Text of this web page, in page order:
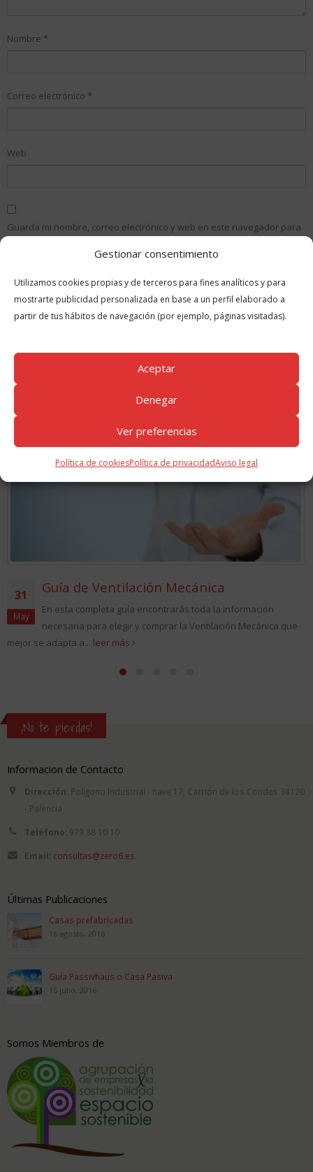
Gestionar consentimiento
Utilizamos cookies propias y de terceros para fines analíticos y para
mostrarte publicidad personalizada en base a un perfil elaborado a
partir de tus hábitos de navegación (por ejemplo, páginas visitadas).
Aceptar
Denegar
Ver preferencias
Política de cookiesPolítica de privacidadAviso legal
Nombre *
Correo electrónico *
Web
Guarda mi nombre, correo electrónico y web en este navegador para
GUÍAS
31
May
Guía de Ventilación Mecánica
En esta completa guía encontrarás toda la información
necesaria para elegir y comprar la Ventilación Mecánica que
mejor se adapta a... leer más
¡No te pierdas!
Informacion de Contacto
Dirección: Polígono Industrial - nave 17, Carrión de los Condes 34120
- Palencia
Teléfono: 979 88 10 10
Email: consultas@zero6.es
Últimas Publicaciones
Casas prefabricadas
16 agosto, 2016
Guía Passivhaus o Casa Pasiva
15 julio, 2016
Somos Miembros de